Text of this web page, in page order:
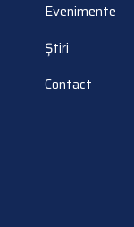
Evenimente
Știri
Contact